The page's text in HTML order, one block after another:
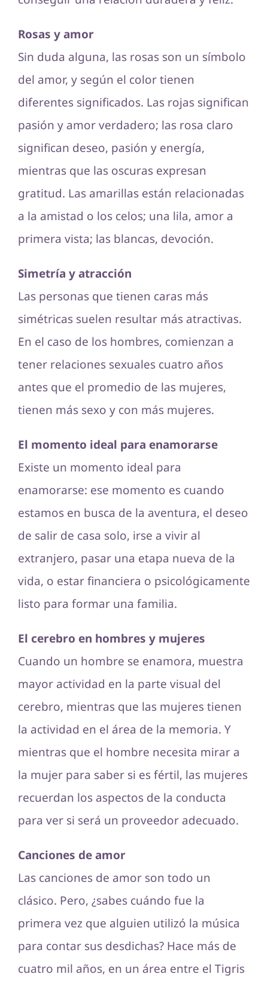
Rosas y amor
Sin duda alguna, las rosas son un símbolo
del amor, y según el color tienen
diferentes significados. Las rojas significan
pasión y amor verdadero; las rosa claro
significan deseo, pasión y energía,
mientras que las oscuras expresan
gratitud. Las amarillas están relacionadas
a la amistad o los celos; una lila, amor a
primera vista; las blancas, devoción.
Simetría y atracción
Las personas que tienen caras más
simétricas suelen resultar más atractivas.
En el caso de los hombres, comienzan a
tener relaciones sexuales cuatro años
antes que el promedio de las mujeres,
tienen más sexo y con más mujeres.
El momento ideal para enamorarse
Existe un momento ideal para
enamorarse: ese momento es cuando
estamos en busca de la aventura, el deseo
de salir de casa solo, irse a vivir al
extranjero, pasar una etapa nueva de la
vida, o estar financiera o psicológicamente
listo para formar una familia.
El cerebro en hombres y mujeres
Cuando un hombre se enamora, muestra
mayor actividad en la parte visual del
cerebro, mientras que las mujeres tienen
la actividad en el área de la memoria. Y
mientras que el hombre necesita mirar a
la mujer para saber si es fértil, las mujeres
recuerdan los aspectos de la conducta
para ver si será un proveedor adecuado.
Canciones de amor
Las canciones de amor son todo un
clásico. Pero, ¿sabes cuándo fue la
primera vez que alguien utilizó la música
para contar sus desdichas? Hace más de
cuatro mil años, en un área entre el Tigris